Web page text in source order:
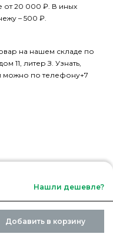
от 20 000 ₽. В иных
– 500 ₽.
на нашем складе по
11, литер З. Узнать,
можно по телефону+7
Нашли дешевле?
Добавить в корзину